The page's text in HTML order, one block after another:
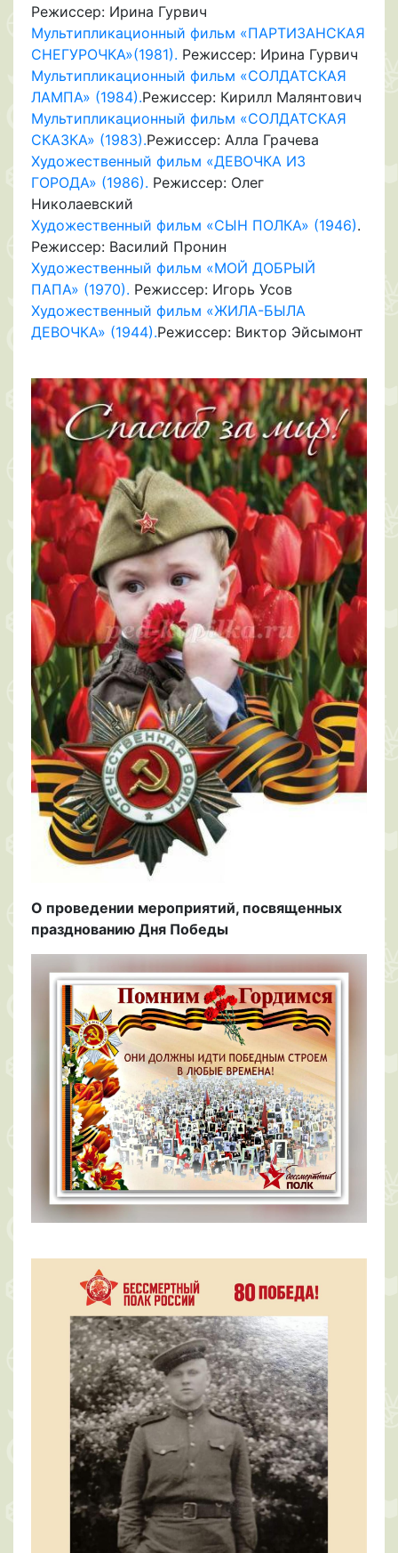
Режиссер: Ирина Гурвич
Мультипликационный фильм «ПАРТИЗАНСКАЯ
СНЕГУРОЧКА»(1981). Режиссер: Ирина Гурвич
Мультипликационный фильм «СОЛДАТСКАЯ
ЛАМПА» (1984).Режиссер: Кирилл Малянтович
Мультипликационный фильм «СОЛДАТСКАЯ
СКАЗКА» (1983).Режиссер: Алла Грачева
Художественный фильм «ДЕВОЧКА ИЗ
ГОРОДА» (1986). Режиссер: Олег
Николаевский
Художественный фильм «СЫН ПОЛКА» (1946).
Режиссер: Василий Пронин
Художественный фильм «МОЙ ДОБРЫЙ
ПАПА» (1970). Режиссер: Игорь Усов
Художественный фильм «ЖИЛА-БЫЛА
ДЕВОЧКА» (1944).Режиссер: Виктор Эйсымонт
О проведении мероприятий, посвященных
празднованию Дня Победы